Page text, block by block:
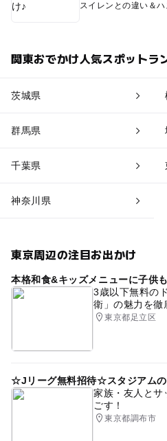
スイレンとの違い＆
関東おでかけ人気スポットラ
茨城県
群馬県
千葉県
神奈川県
東京周辺の注目お出かけ
本格和食&キッズメニューに子供
3歳以下無料の
衛」の魅力を徹
東京都足立区
☆Jリーグ無料招待☆スタジアムの
家族・友人とサ
ごす！
東京都調布市